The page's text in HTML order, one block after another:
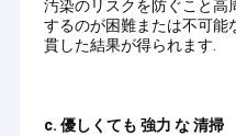
汚染のリスクを防ぐこと高
するのが困難または不可能
貫した結果が得られます.
c. 優しくても 強力 な 清掃